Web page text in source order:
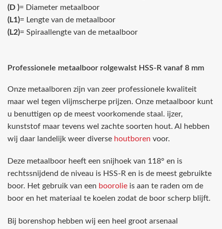
(D )= Diameter metaalboor
(L1)= Lengte van de metaalboor
(L2)= Spiraallengte van de metaalboor
Professionele metaalboor rolgewalst HSS-R vanaf 8 mm
Onze metaalboren zijn van zeer professionele kwaliteit
maar wel tegen vlijmscherpe prijzen. Onze metaalboor kunt
u benuttigen op de meest voorkomende staal. ijzer,
kunststof maar tevens wel zachte soorten hout. Al hebben
wij daar landelijk weer diverse houtboren voor.
Deze metaalboor heeft een snijhoek van 118° en is
rechtssnijdend de niveau is HSS-R en is de meest gebruikte
boor. Het gebruik van een boorolie is aan te raden om de
boor en het materiaal te koelen zodat de boor scherp blijft.
Bij borenshop hebben wij een heel groot arsenaal